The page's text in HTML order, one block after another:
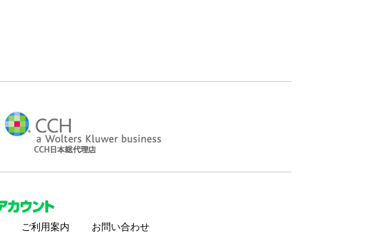
ご利用案内 お問い合わせ